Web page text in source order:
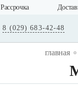
Рассрочка
8 (029) 683-42-48
главная